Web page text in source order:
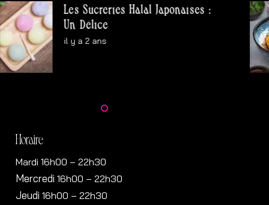
Les Sucreries Halal Japonaises :
Un Délice
il y a 2 ans
Horaire
Mardi 16h00 – 22h30
Mercredi 16h00 – 22h30
Jeudi 16h00 – 22h30